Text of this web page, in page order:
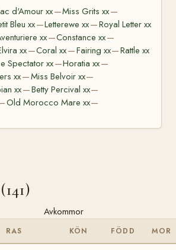
d'Amour xx—Miss Grits xx—
Bleu xx—Letterewe xx—Royal Letter xx
xx—Constance xx—
xx—Coral xx—Fairing xx—Rattle xx
Spectator xx—Horatia xx—
xx—Miss Belvoir xx—
xx—Betty Percival xx—
Old Morocco Mare xx—
Avkommor
RAS KÖN FÖDD MOR